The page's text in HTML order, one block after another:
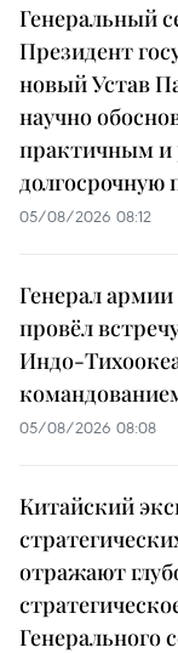
Генеральный
Президент
новый Устав
научно
практичным и
долгосрочную
05/08/2026 08:12
Генерал
провёл
Индо-
05/08/2026 08:08
Китайский
отражают
Генерального